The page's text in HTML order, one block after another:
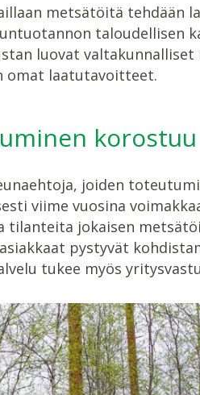
metsätöitä tehdään
taloudellisen
luovat valtakunnalliset
omat laatutavoitteet.
joiden
viime vuosina
jokaisen
pystyvät
tukee myös